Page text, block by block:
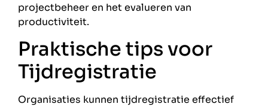
projectbeheer en het evalueren van
productiviteit.
Praktische tips voor
Tijdregistratie
Organisaties kunnen tijdregistratie effectief